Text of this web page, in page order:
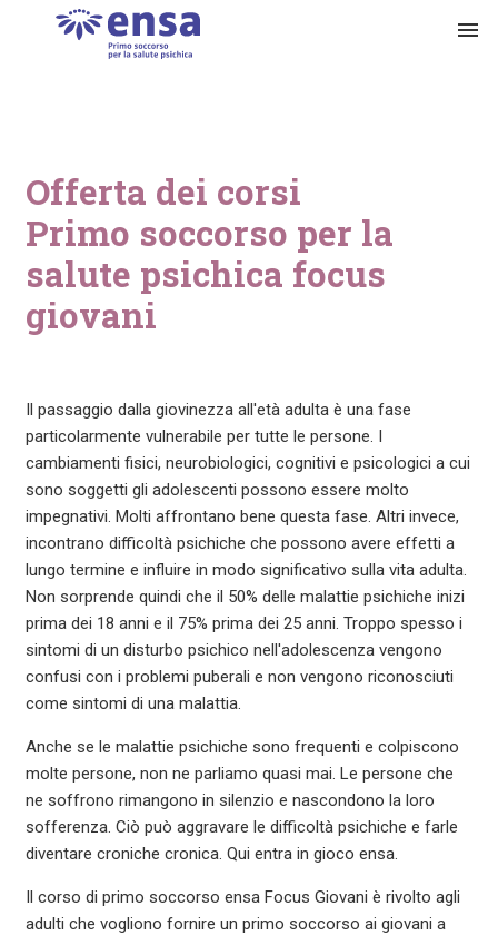
menu
Offerta dei corsi
Primo soccorso per la
salute psichica focus
giovani
Il passaggio dalla giovinezza all'età adulta è una fase
particolarmente vulnerabile per tutte le persone. I
cambiamenti fisici, neurobiologici, cognitivi e psicologici a cui
sono soggetti gli adolescenti possono essere molto
impegnativi. Molti affrontano bene questa fase. Altri invece,
incontrano difficoltà psichiche che possono avere effetti a
lungo termine e influire in modo significativo sulla vita adulta.
Non sorprende quindi che il 50% delle malattie psichiche inizi
prima dei 18 anni e il 75% prima dei 25 anni. Troppo spesso i
sintomi di un disturbo psichico nell'adolescenza vengono
confusi con i problemi puberali e non vengono riconosciuti
come sintomi di una malattia.
Anche se le malattie psichiche sono frequenti e colpiscono
molte persone, non ne parliamo quasi mai. Le persone che
ne soffrono rimangono in silenzio e nascondono la loro
sofferenza. Ciò può aggravare le difficoltà psichiche e farle
diventare croniche cronica. Qui entra in gioco ensa.
Il corso di primo soccorso ensa Focus Giovani è rivolto agli
adulti che vogliono fornire un primo soccorso ai giovani a